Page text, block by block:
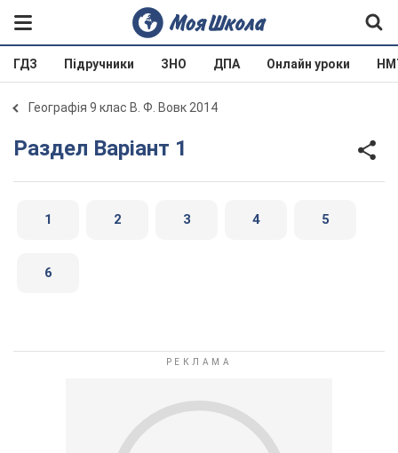
ГДЗ Підручники ЗНО ДПА Онлайн уроки
Географія 9 клас В. Ф. Вовк 2014
Раздел Варіант 1
1 2 3 4 5
6